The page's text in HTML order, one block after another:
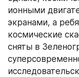
ионными
экранами, а
космические
сняты в